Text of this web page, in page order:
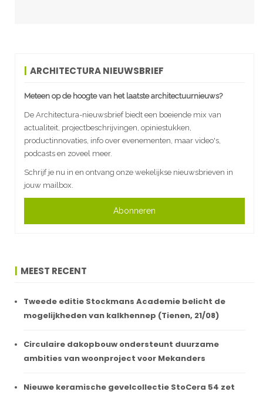
ARCHITECTURA NIEUWSBRIEF
Meteen op de hoogte van het laatste architectuurnieuws?
De Architectura-nieuwsbrief biedt een boeiende mix van
actualiteit, projectbeschrijvingen, opiniestukken,
productinnovaties, info over evenementen, maar video's,
podcasts en zoveel meer.
Schrijf je nu in en ontvang onze wekelijkse nieuwsbrieven in
jouw mailbox.
Abonneren
MEEST RECENT
Tweede editie Stockmans Academie belicht de
mogelijkheden van kalkhennep (Tienen, 21/08)
Circulaire dakopbouw ondersteunt duurzame
ambities van woonproject voor Mekanders
Nieuwe keramische gevelcollectie StoCera 54 zet